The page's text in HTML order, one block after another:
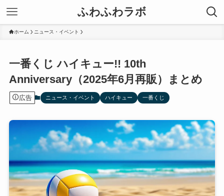
ふわふわラボ
ホーム ニュース・イベント
一番くじ ハイキュー!! 10th
Anniversary（2025年6月再販）まとめ
広告 ニュース・イベント ハイキュー 一番くじ